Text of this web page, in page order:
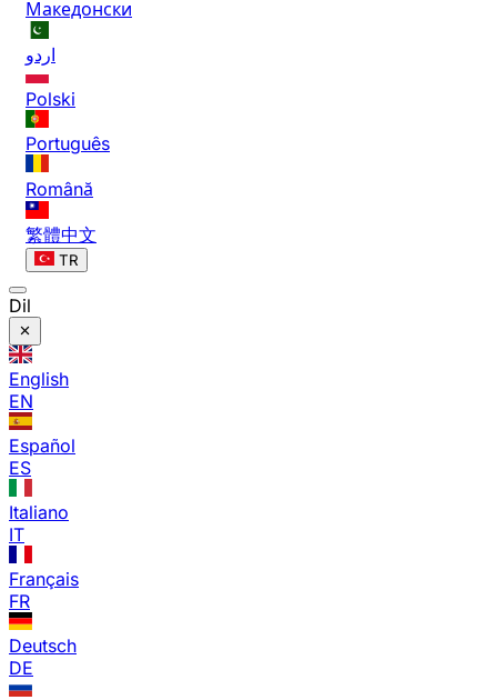
Македонски
اردو
Polski
Português
Română
繁體中文
TR
Dil
English
EN
Español
ES
Italiano
IT
Français
FR
Deutsch
DE